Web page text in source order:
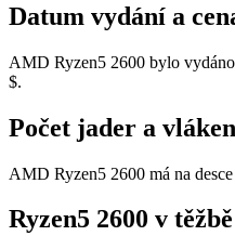
Datum vydání a
AMD Ryzen5 2600 bylo
$.
Počet jader a vláken
AMD Ryzen5 2600 má na
Ryzen5 2600 v těžbě